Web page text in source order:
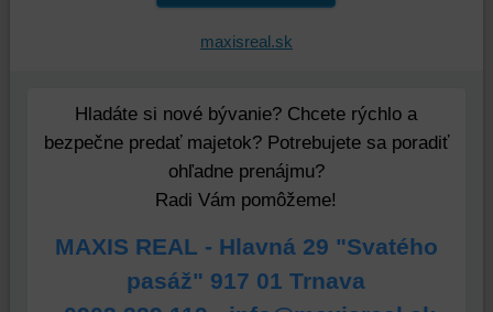
maxisreal.sk
Hladáte si nové bývanie? Chcete rýchlo a
bezpečne predať majetok? Potrebujete sa poradiť
ohľadne prenájmu?
Radi Vám pomôžeme!
MAXIS REAL - Hlavná 29 "Svatého
pasáž" 917 01 Trnava